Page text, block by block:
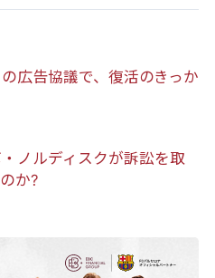
広告協議で、復活のきっか
ノルディスクが訴訟を取
か?